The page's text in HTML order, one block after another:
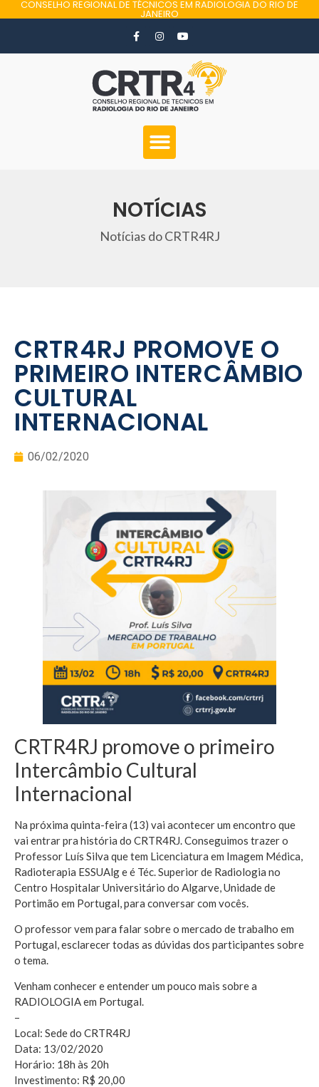
CONSELHO REGIONAL DE TÉCNICOS EM RADIOLOGIA DO RIO DE
JANEIRO
NOTÍCIAS
Notícias do CRTR4RJ
CRTR4RJ PROMOVE O
PRIMEIRO INTERCÂMBIO
CULTURAL
INTERNACIONAL
06/02/2020
CRTR4RJ promove o primeiro
Intercâmbio Cultural
Internacional
Na próxima quinta-feira (13) vai acontecer um encontro que
vai entrar pra história do CRTR4RJ. Conseguimos trazer o
Professor Luís Silva que tem Licenciatura em Imagem Médica,
Radioterapia ESSUAlg e é Téc. Superior de Radiologia no
Centro Hospitalar Universitário do Algarve, Unidade de
Portimão em Portugal, para conversar com vocês.
O professor vem para falar sobre o mercado de trabalho em
Portugal, esclarecer todas as dúvidas dos participantes sobre
o tema.
Venham conhecer e entender um pouco mais sobre a
RADIOLOGIA em Portugal.
–
Local: Sede do CRTR4RJ
Data: 13/02/2020
Horário: 18h às 20h
Investimento: R$ 20,00